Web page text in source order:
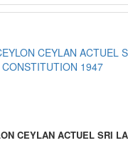
CEYLAN ACTUEL SRI